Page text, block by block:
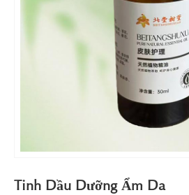
Tinh Dầu Dưỡng Ẩm Da